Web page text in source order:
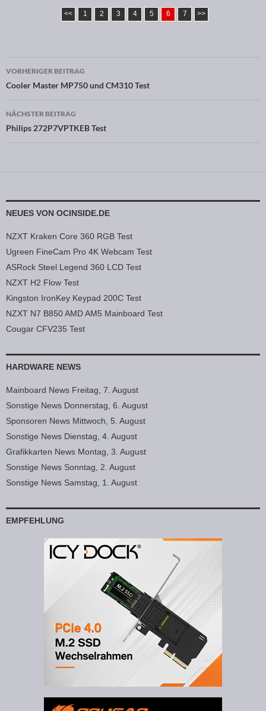
<< 1 2 3 4 5 6 7 >>
Beitragsnavigation
VORHERIGER BEITRAG
Cooler Master MP750 und CM310 Test
NÄCHSTER BEITRAG
Philips 272P7VPTKEB Test
NEUES VON OCINSIDE.DE
NZXT Kraken Core 360 RGB Test
Ugreen FineCam Pro 4K Webcam Test
ASRock Steel Legend 360 LCD Test
NZXT H2 Flow Test
Kingston IronKey Keypad 200C Test
NZXT N7 B850 AMD AM5 Mainboard Test
Cougar CFV235 Test
HARDWARE NEWS
Mainboard News Freitag, 7. August
Sonstige News Donnerstag, 6. August
Sponsoren News Mittwoch, 5. August
Sonstige News Dienstag, 4. August
Grafikkarten News Montag, 3. August
Sonstige News Sonntag, 2. August
Sonstige News Samstag, 1. August
EMPFEHLUNG